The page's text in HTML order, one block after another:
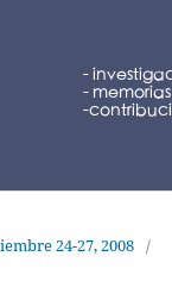
24-27, 2008 /